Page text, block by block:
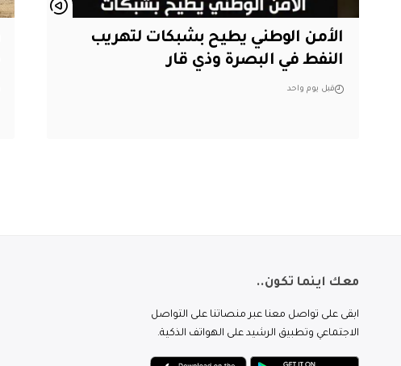
الأمن الوطني يطيح بشبكات لتهريب
النفط في البصرة وذي قار
قبل يوم واحد
معك اينما تكون..
ابقى على تواصل معنا عبر منصاتنا على التواصل
الاجتماعي وتطبيق الرشيد على الهواتف الذكية.